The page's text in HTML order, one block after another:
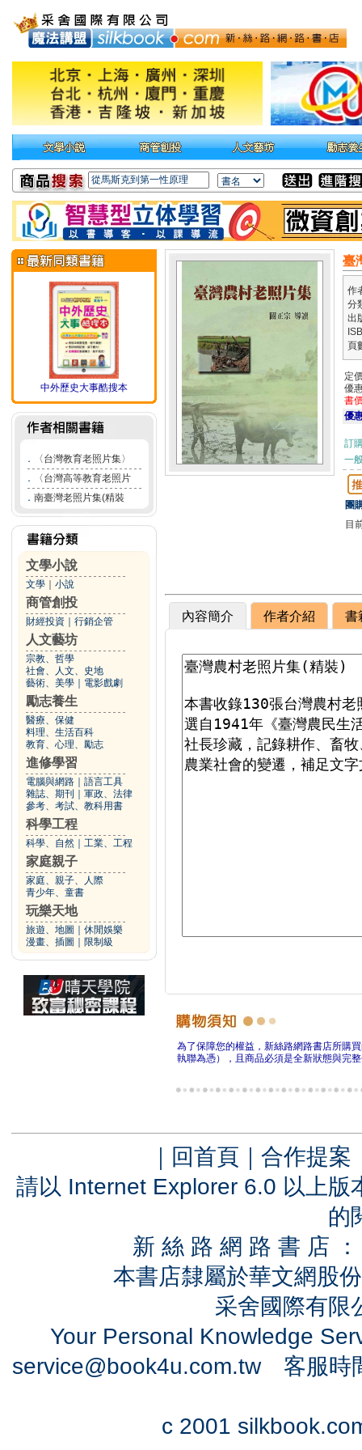
中外歷史大事酷搜本
．
〈台灣教育老照片集〉
．
〈台灣高等教育老照片
． 南臺灣老照片集(精裝
文學小說
文學 小說
商管創投
財經投資 行銷企管
人文藝坊
宗教、哲學
社會、人文、史地
藝術、美學
電影戲劇
勵志養生
醫療、保健
料理、生活百科
教育、心理、勵志
進修學習
電腦與網路
語言工具
雜誌、期刊
軍政、法律
參考、考試、教科用書
科學工程
科學、自然 工業、工程
家庭親子
家庭、親子、人際
青少年、童書
玩樂天地
旅遊、地圖
休閒娛樂
漫畫、插圖
限制級
臺
作
分
出
頁
定
優
書
優
訂
一
團
目
內容簡介 作者介紹 書
為了保障您的權益，新絲路網路書店所購
執聯為憑），且商品必須是全新狀態與完
｜ 回首頁 ｜ 合作提案
請以 Internet Explorer 6.0 以上
的
新 絲 路 網 路 書 店
本書店隸屬於華文網股
采舍國際有
Your Personal Knowledge
service@book4u.com.tw客服時
c 2001